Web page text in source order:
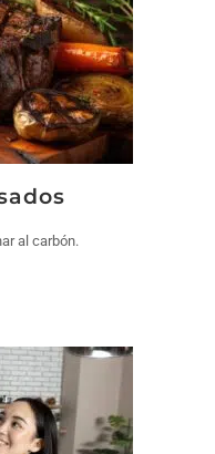
al carbón.